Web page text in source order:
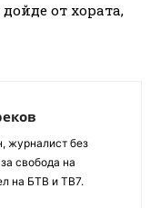
от хората,
журналист без
свобода на
на БТВ и ТВ7.